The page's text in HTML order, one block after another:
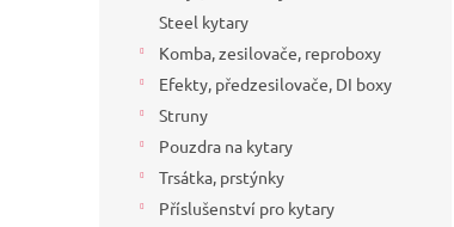
Steel kytary
Komba, zesilovače, reproboxy
Efekty, předzesilovače, DI boxy
Struny
Pouzdra na kytary
Trsátka, prstýnky
Příslušenství pro kytary